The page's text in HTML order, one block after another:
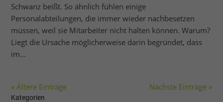
Schwanz beißt. So ähnlich fühlen einige
Personalabteilungen, die immer wieder nachbesetzen
müssen, weil sie Mitarbeiter nicht halten können. Warum?
Liegt die Ursache möglicherweise darin begründet, dass
im...
« Ältere Einträge Nächste Einträge »
Kategorien